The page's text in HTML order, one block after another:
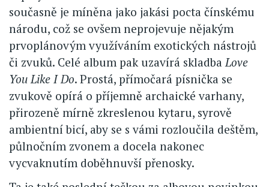
současně je míněna jako jakási pocta čínskému
národu, což se ovšem neprojevuje nějakým
prvoplánovým využíváním exotických nástrojů
či zvuků. Celé album pak uzavírá skladba Love
You Like I Do. Prostá, přímočará písnička se
zvukově opírá o příjemně archaické varhany,
přirozeně mírně zkreslenou kytaru, syrově
ambientní bicí, aby se s vámi rozloučila deštěm,
půlnočním zvonem a docela nakonec
vycvaknutím doběhnuvší přenosky.